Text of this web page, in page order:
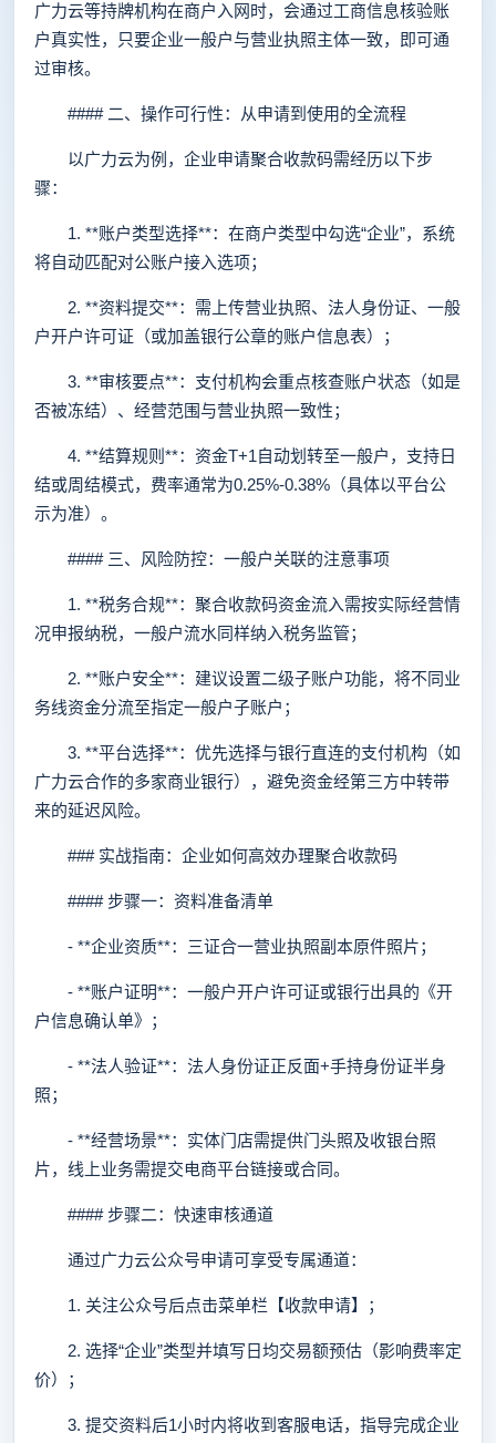
广力云等持牌机构在商户入网时，会通过工商信息核验账
户真实性，只要企业一般户与营业执照主体一致，即可通
过审核。
#### 二、操作可行性：从申请到使用的全流程
以广力云为例，企业申请聚合收款码需经历以下步
骤：
1. **账户类型选择**：在商户类型中勾选“企业”，系统
将自动匹配对公账户接入选项；
2. **资料提交**：需上传营业执照、法人身份证、一般
户开户许可证（或加盖银行公章的账户信息表）；
3. **审核要点**：支付机构会重点核查账户状态（如是
否被冻结）、经营范围与营业执照一致性；
4. **结算规则**：资金T+1自动划转至一般户，支持日
结或周结模式，费率通常为0.25%-0.38%（具体以平台公
示为准）。
#### 三、风险防控：一般户关联的注意事项
1. **税务合规**：聚合收款码资金流入需按实际经营情
况申报纳税，一般户流水同样纳入税务监管；
2. **账户安全**：建议设置二级子账户功能，将不同业
务线资金分流至指定一般户子账户；
3. **平台选择**：优先选择与银行直连的支付机构（如
广力云合作的多家商业银行），避免资金经第三方中转带
来的延迟风险。
### 实战指南：企业如何高效办理聚合收款码
#### 步骤一：资料准备清单
- **企业资质**：三证合一营业执照副本原件照片；
- **账户证明**：一般户开户许可证或银行出具的《开
户信息确认单》；
- **法人验证**：法人身份证正反面+手持身份证半身
照；
- **经营场景**：实体门店需提供门头照及收银台照
片，线上业务需提交电商平台链接或合同。
#### 步骤二：快速审核通道
通过广力云公众号申请可享受专属通道：
1. 关注公众号后点击菜单栏【收款申请】；
2. 选择“企业”类型并填写日均交易额预估（影响费率定
价）；
3. 提交资料后1小时内将收到客服电话，指导完成企业